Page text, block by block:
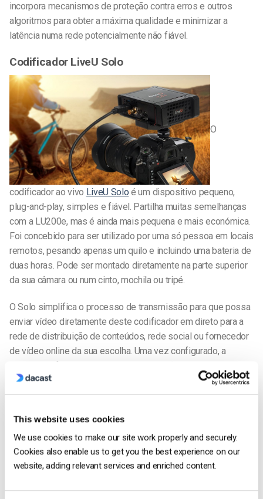
This website uses cookies
We use cookies to make our site work properly and securely.
Cookies also enable us to get you the best experience on our
website, adding relevant services and enriched content.
incorpora mecanismos de proteção contra erros e outros
algoritmos para obter a máxima qualidade e minimizar a
latência numa rede potencialmente não fiável.
Codificador LiveU Solo
O
codificador ao vivo LiveU Solo é um dispositivo pequeno,
plug-and-play, simples e fiável. Partilha muitas semelhanças
com a LU200e, mas é ainda mais pequena e mais económica.
Foi concebido para ser utilizado por uma só pessoa em locais
remotos, pesando apenas um quilo e incluindo uma bateria de
duas horas. Pode ser montado diretamente na parte superior
da sua câmara ou num cinto, mochila ou tripé.
O Solo simplifica o processo de transmissão para que possa
enviar vídeo diretamente deste codificador em direto para a
rede de distribuição de conteúdos, rede social ou fornecedor
de vídeo online da sua escolha. Uma vez configurado, a
entrada em funcionamento é uma operação de um clique.
A configuração ocorre através de um pequeno ecrã no
na Web a partir de outro dispositivo. O Solo pode transmitir
até 1080p a 60 fotogramas por segundo e utiliza algoritmos
próprios para maximizar a qualidade do vídeo. Um modo de
baixa latência reduz o tempo de atraso entre os eventos e a